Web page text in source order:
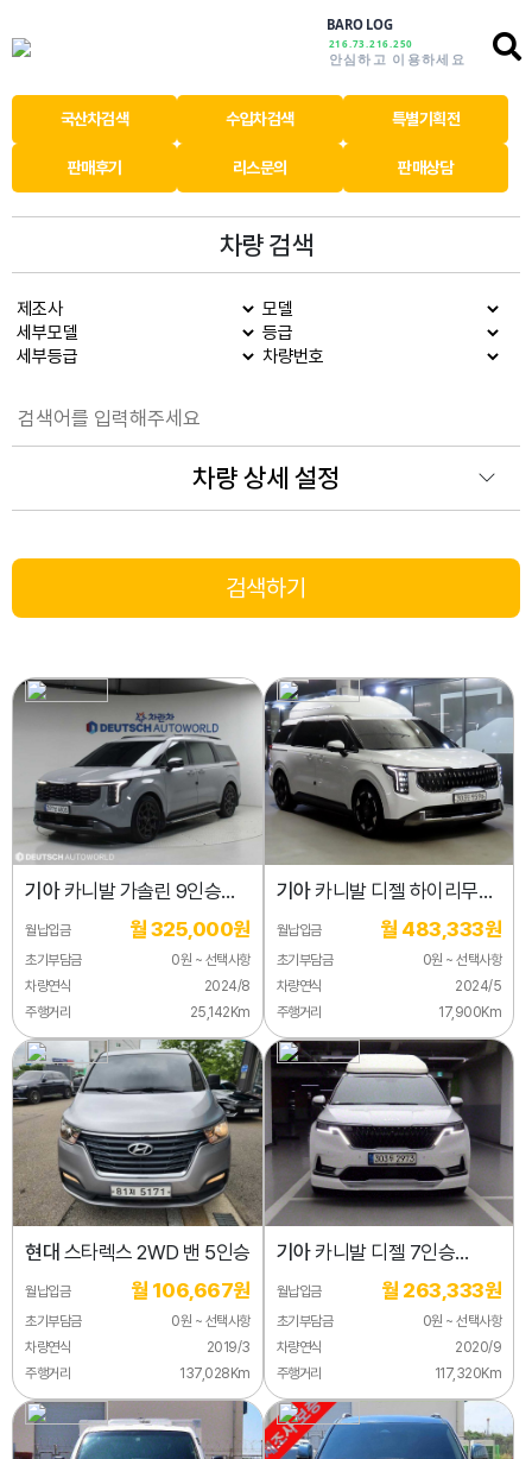
국산차검색 수입차검색 특별기획전
판매후기 리스문의 판매상담
차량 검색
차량 상세 설정
기아카니발 가솔린 9인승
그래비티
월납입금 월 325,000원
초기부담금
0원 ~ 선택사항
차량연식
2024/8
주행거리
25,142Km
기아카니발 디젤 하이리무진
(특장업체)
월납입금 월 483,333원
초기부담금
0원 ~ 선택사항
차량연식
2024/5
주행거리
17,900Km
현대 스타렉스 2WD 밴 5인승
월납입금 월 106,667원
초기부담금
0원 ~ 선택사항
차량연식
2019/3
주행거리
137,028Km
기아카니발 디젤 7인승
시그니처
월납입금 월 263,333원
초기부담금
0원 ~ 선택사항
차량연식
2020/9
주행거리
117,320Km
BARO LOG
216.73.216.250
안심하고 이용하세요